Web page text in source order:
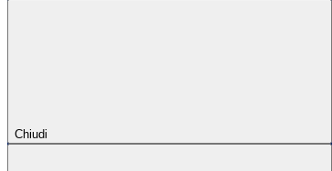
Chiudi